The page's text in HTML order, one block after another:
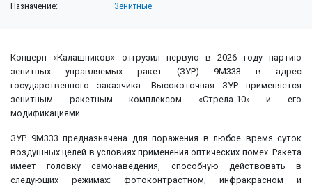
Назначение:
Зенитные
Концерн «Калашников» отгрузил первую в 2026 году партию
зенитных управляемых ракет (ЗУР) 9М333 в адрес
государственного заказчика. Высокоточная ЗУР применяется
зенитным ракетным комплексом «Стрела-10» и его
модификациями.
ЗУР 9М333 предназначена для поражения в любое время суток
воздушных целей в условиях применения оптических помех. Ракета
имеет головку самонаведения, способную действовать в
следующих режимах: фотоконтрастном, инфракрасном и